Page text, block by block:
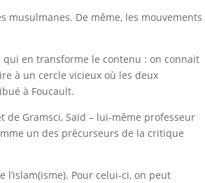
musulmanes. De même, les mouvements
qui en transforme le contenu : on connait
à un cercle vicieux où les deux
à Foucault.
de Gramsci, Saïd – lui-même professeur
un des précurseurs de la critique
l’islam(isme). Pour celui-ci, on peut